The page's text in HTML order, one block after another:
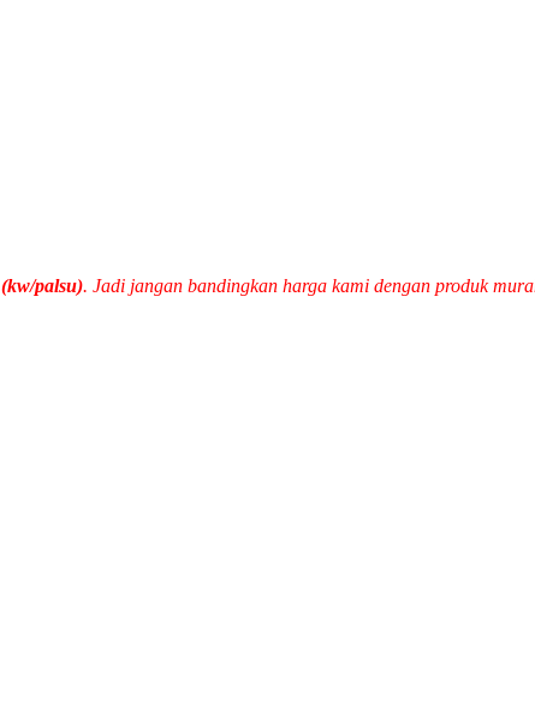
(kw/palsu). Jadi jangan bandingkan harga kami dengan produk